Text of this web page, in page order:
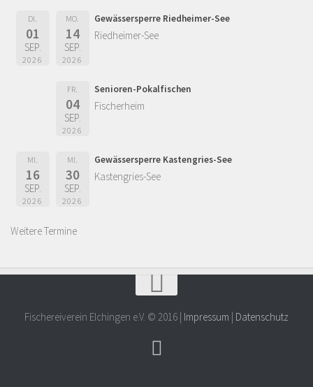
DI.
01
SEP.
2026
MO.
14
SEP.
2026
Gewässersperre Riedheimer-See
Riedheimer-See
FR.
04
SEP.
2026
Senioren-Pokalfischen
Fischerheim
MI.
16
SEP.
2026
MI.
30
SEP.
2026
Gewässersperre Kastengries-See
Kastengries-See
Weitere Termine
Fischereiverein Elchingen e.V. © 2016 | Impressum | Datenschutz